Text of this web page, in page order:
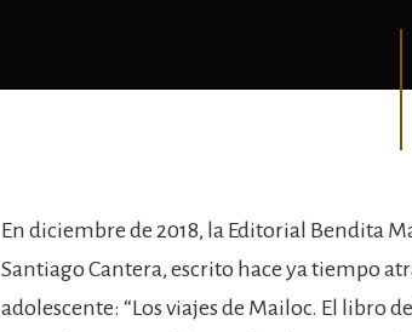
En diciembre de 2018, la Editorial Bendita
Santiago Cantera, escrito hace ya tiempo
adolescente: “Los viajes de Mailoc. El libro